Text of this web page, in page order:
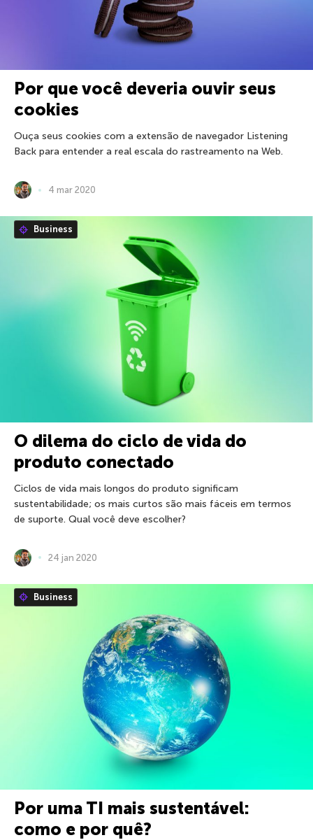
Por que você deveria ouvir seus
cookies
Ouça seus cookies com a extensão de navegador Listening
Back para entender a real escala do rastreamento na Web.
4 mar 2020
Business
O dilema do ciclo de vida do
produto conectado
Ciclos de vida mais longos do produto significam
sustentabilidade; os mais curtos são mais fáceis em termos
de suporte. Qual você deve escolher?
24 jan 2020
Business
Por uma TI mais sustentável:
como e por quê?